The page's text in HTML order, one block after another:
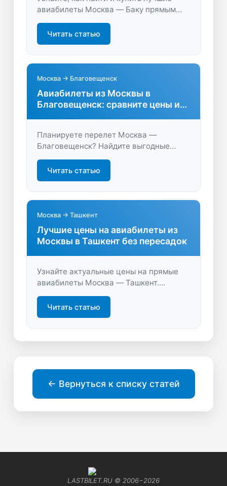
авиабилеты Москва — Баку прямым
рейсом. Быстрое сравнение цен,
удобные варианты перелётов и советы
для экономии на LastBilet.ru.
Читать статью
Москва → Благовещенск
Авиабилеты из Москвы в
Благовещенск: сравните цены и
Планируете перелет Москва —
Благовещенск? Найдите выгодные
авиабилеты, сравните расписание и
цены. Быстрый поиск, удобное
бронирование, экономьте время и
Читать статью
Москва → Ташкент
Лучшие цены на авиабилеты из
Москвы в Ташкент без пересадок
Узнайте актуальные цены на прямые
авиабилеты Москва — Ташкент.
выгодный вариант и путешествуйте
комфортно с LastBilet.ru. Быстрое
Читать статью
← Вернуться к списку статей
LASTBILET.RU © 2006−2026